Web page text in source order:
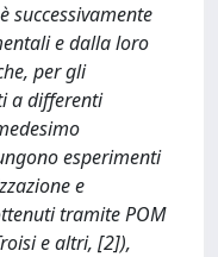
successivamente
e dalla loro
per gli
a differenti
esperimenti
e
tramite POM
e altri, [2]),